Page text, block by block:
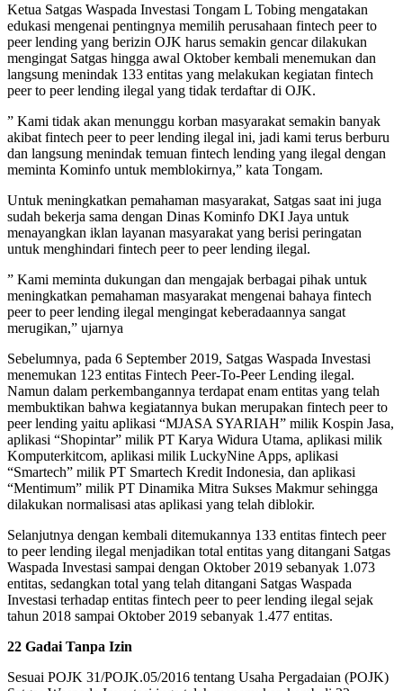
Ketua Satgas Waspada Investasi Tongam L Tobing mengatakan
edukasi mengenai pentingnya memilih perusahaan fintech peer to
peer lending yang berizin OJK harus semakin gencar dilakukan
mengingat Satgas hingga awal Oktober kembali menemukan dan
langsung menindak 133 entitas yang melakukan kegiatan fintech
peer to peer lending ilegal yang tidak terdaftar di OJK.
” Kami tidak akan menunggu korban masyarakat semakin banyak
akibat fintech peer to peer lending ilegal ini, jadi kami terus berburu
dan langsung menindak temuan fintech lending yang ilegal dengan
meminta Kominfo untuk memblokirnya,” kata Tongam.
Untuk meningkatkan pemahaman masyarakat, Satgas saat ini juga
sudah bekerja sama dengan Dinas Kominfo DKI Jaya untuk
menayangkan iklan layanan masyarakat yang berisi peringatan
untuk menghindari fintech peer to peer lending ilegal.
” Kami meminta dukungan dan mengajak berbagai pihak untuk
meningkatkan pemahaman masyarakat mengenai bahaya fintech
peer to peer lending ilegal mengingat keberadaannya sangat
merugikan,” ujarnya
Sebelumnya, pada 6 September 2019, Satgas Waspada Investasi
menemukan 123 entitas Fintech Peer-To-Peer Lending ilegal.
Namun dalam perkembangannya terdapat enam entitas yang telah
membuktikan bahwa kegiatannya bukan merupakan fintech peer to
peer lending yaitu aplikasi “MJASA SYARIAH” milik Kospin Jasa,
aplikasi “Shopintar” milik PT Karya Widura Utama, aplikasi milik
Komputerkitcom, aplikasi milik LuckyNine Apps, aplikasi
“Smartech” milik PT Smartech Kredit Indonesia, dan aplikasi
“Mentimum” milik PT Dinamika Mitra Sukses Makmur sehingga
dilakukan normalisasi atas aplikasi yang telah diblokir.
Selanjutnya dengan kembali ditemukannya 133 entitas fintech peer
to peer lending ilegal menjadikan total entitas yang ditangani Satgas
Waspada Investasi sampai dengan Oktober 2019 sebanyak 1.073
entitas, sedangkan total yang telah ditangani Satgas Waspada
Investasi terhadap entitas fintech peer to peer lending ilegal sejak
tahun 2018 sampai Oktober 2019 sebanyak 1.477 entitas.
22 Gadai Tanpa Izin
Sesuai POJK 31/POJK.05/2016 tentang Usaha Pergadaian (POJK)